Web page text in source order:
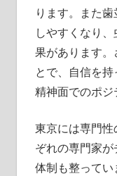
ります。また
しやすくなり
果があります
とで、自信を持
精神面でのポジ
東京には専門
ぞれの専門家
体制も整って